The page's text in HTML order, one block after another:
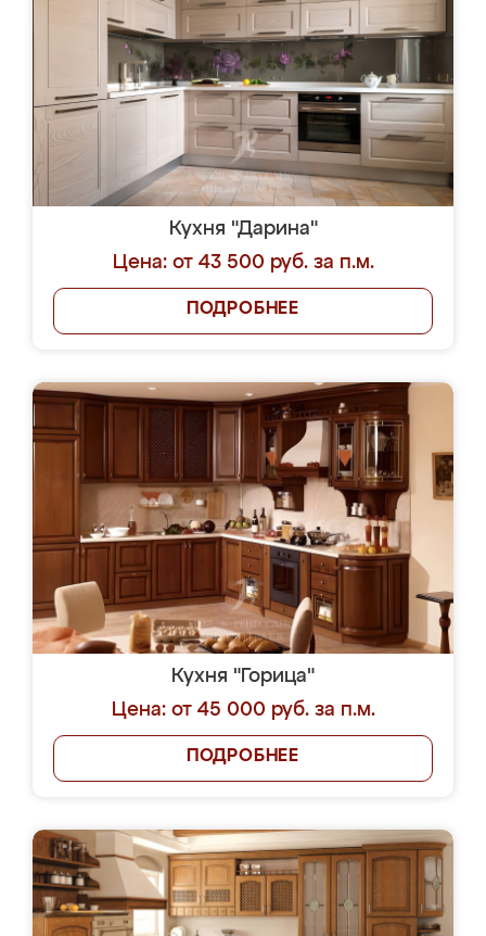
Кухня "Дарина"
Цена: от 43 500 руб. за п.м.
ПОДРОБНЕЕ
Кухня "Горица"
Цена: от 45 000 руб. за п.м.
ПОДРОБНЕЕ